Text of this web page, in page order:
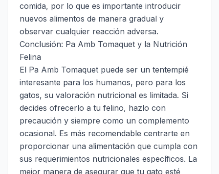
comida, por lo que es importante introducir
nuevos alimentos de manera gradual y
observar cualquier reacción adversa.
Conclusión: Pa Amb Tomaquet y la Nutrición
Felina
El Pa Amb Tomaquet puede ser un tentempié
interesante para los humanos, pero para los
gatos, su valoración nutricional es limitada. Si
decides ofrecerlo a tu felino, hazlo con
precaución y siempre como un complemento
ocasional. Es más recomendable centrarte en
proporcionar una alimentación que cumpla con
sus requerimientos nutricionales específicos. La
mejor manera de asegurar que tu gato esté